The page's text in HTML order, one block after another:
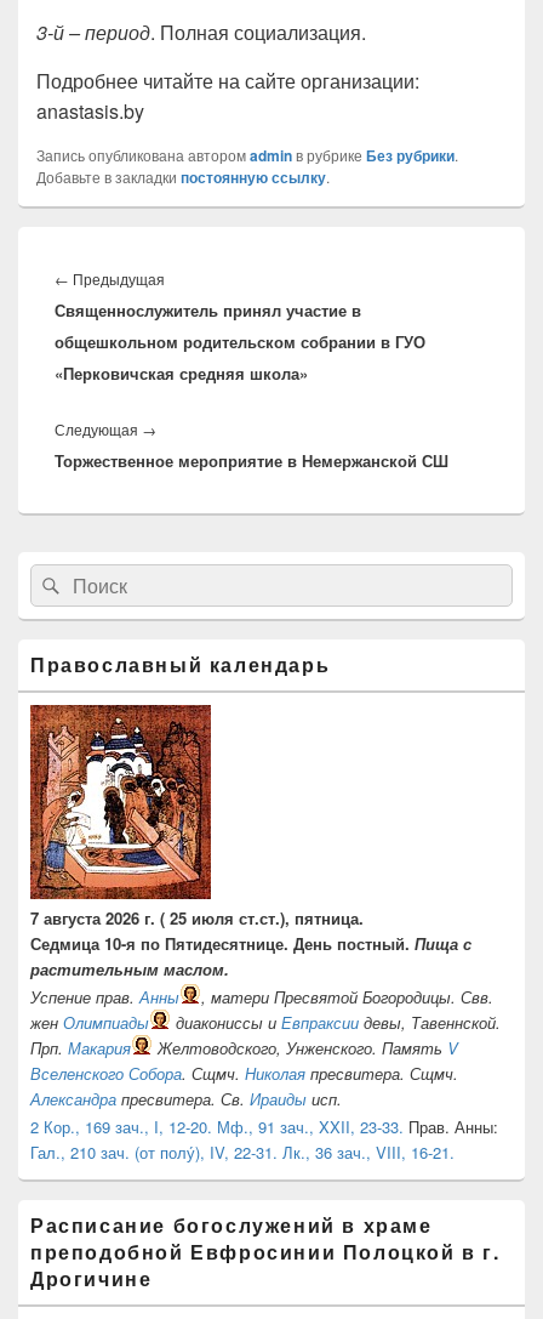
3-й – период. Полная социализация.
Подробнее читайте на сайте организации:
anastasis.by
Запись опубликована авторомadminв рубрике Без рубрики.
Добавьте в закладки постоянную ссылку.
по
записям
← Предыдущая
запись:
Священнослужитель принял участие в
общешкольном родительском собрании в ГУО
«Перковичская средняя школа»
Следующая →
запись:
Торжественное мероприятие в Немержанской СШ
Область
основной
боковой
панели
Найти:Поиск
Православный календарь
7 августа 2026 г. ( 25 июля ст.ст.), пятница.
Седмица 10-я по Пятидесятнице. День постный. Пища с
растительным маслом.
Успение прав.Анны
, матери Пресвятой Богородицы. Свв.
жен Олимпиады диакониссы и Евпраксии девы, Тавеннской.
Прп. Макария Желтоводского, Унженского. Память V
Вселенского Собора. Сщмч. Николая пресвитера. Сщмч.
Александра пресвитера. Св. Ираиды исп.
2 Кор., 169 зач., I, 12-20. Мф., 91 зач., XXII, 23-33. Прав. Анны:
Гал., 210 зач. (от полу́), IV, 22-31. Лк., 36 зач., VIII, 16-21.
Расписание богослужений в храме
преподобной Евфросинии Полоцкой в г.
Дрогичине